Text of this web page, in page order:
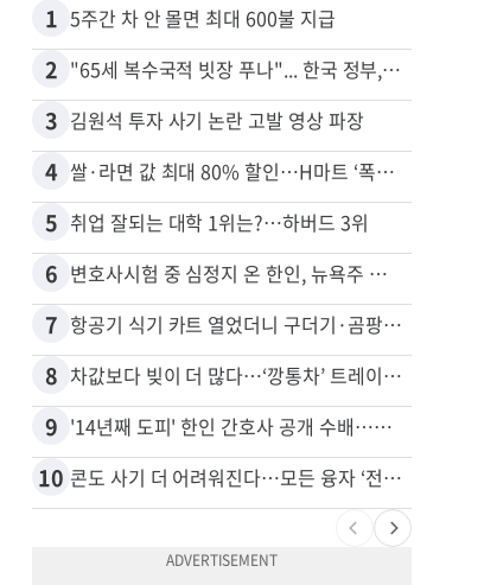
1 5주간 차 안 몰면 최대 600불 지급
2 "65세 복수국적 빗장 푸나"... 한국 정부, 연령 완화 전면 추진
3 김원석 투자 사기 논란 고발 영상 파장
4 쌀·라면 값 최대 80% 할인…H마트 ‘폭탄 세일’
5 취업 잘되는 대학 1위는?…하버드 3위
6 변호사시험 중 심정지 온 한인, 뉴욕주 제소
7 항공기 식기 카트 열었더니 구더기·곰팡이…LAX 기내식 업체 논란
8 차값보다 빚이 더 많다…‘깡통차’ 트레이드인 급증
9 '14년째 도피' 한인 간호사 공개 수배…메디케어 사기 유죄
10 콘도 사기 더 어려워진다…모든 융자 ‘전체 심사’